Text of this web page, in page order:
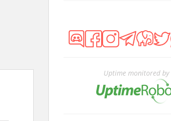
Uptime monitored by